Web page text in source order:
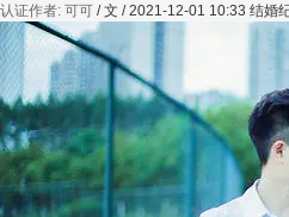
认证作者: 可可 / 文 / 2021-12-01 10:33 结婚